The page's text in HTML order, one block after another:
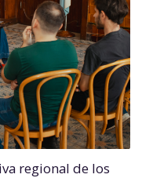
regional de los